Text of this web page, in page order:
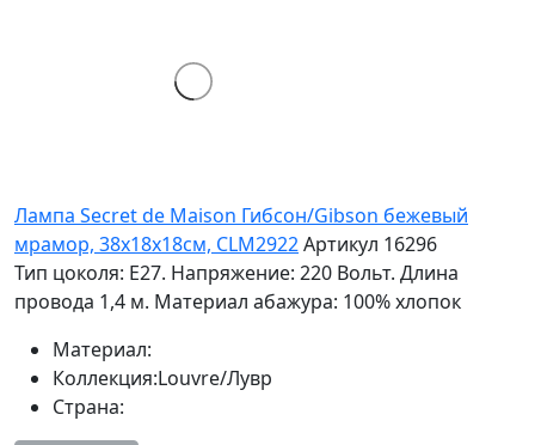
Лампа Secret de Maison Гибсон/Gibson бежевый
мрамор, 38х18х18см, CLM2922Артикул 16296
Тип цоколя: Е27. Напряжение: 220 Вольт. Длина
провода 1,4 м. Материал абажура: 100% хлопок
Материал:
Коллекция:Louvre/Лувр
Страна: